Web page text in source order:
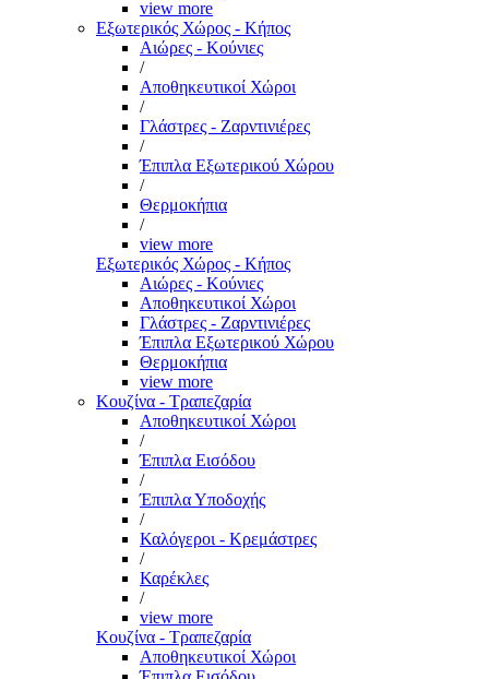
view more
Εξωτερικός Χώρος - Κήπος
Αιώρες - Κούνιες
/
Αποθηκευτικοί Χώροι
/
Γλάστρες - Ζαρντινιέρες
/
Έπιπλα Εξωτερικού Χώρου
/
Θερμοκήπια
/
view more
Εξωτερικός Χώρος - Κήπος
Αιώρες - Κούνιες
Αποθηκευτικοί Χώροι
Γλάστρες - Ζαρντινιέρες
Έπιπλα Εξωτερικού Χώρου
Θερμοκήπια
view more
Κουζίνα - Τραπεζαρία
Αποθηκευτικοί Χώροι
/
Έπιπλα Εισόδου
/
Έπιπλα Υποδοχής
/
Καλόγεροι - Κρεμάστρες
/
Καρέκλες
/
view more
Κουζίνα - Τραπεζαρία
Αποθηκευτικοί Χώροι